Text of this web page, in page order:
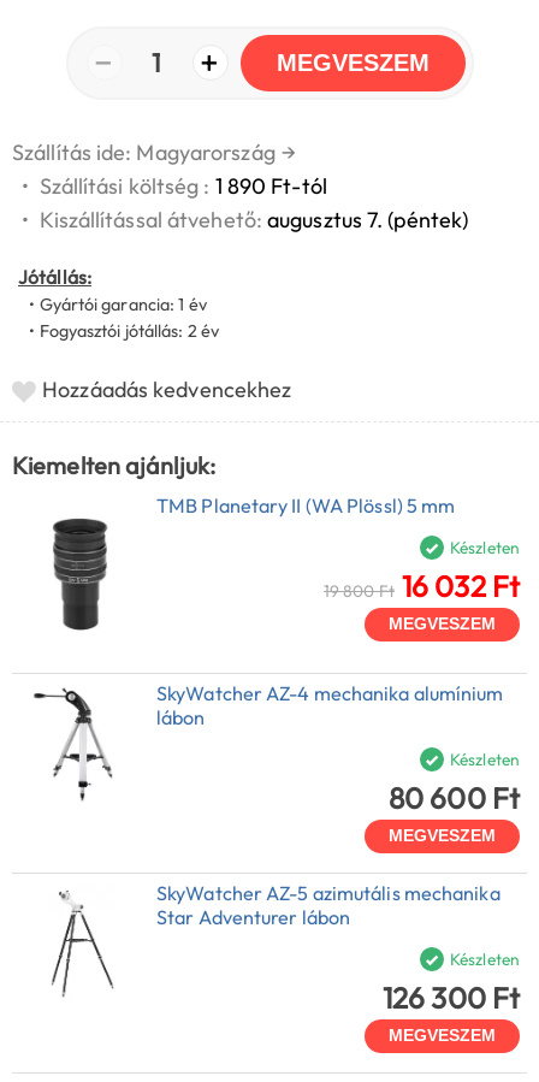
− 1 + MEGVESZEM
Szállítás ide: Magyarország →
• Szállítási költség : 1 890 Ft-tól
• Kiszállítással átvehető:augusztus 7. (péntek)
Jótállás:
• Gyártói garancia: 1 év
• Fogyasztói jótállás: 2 év
Hozzáadás kedvencekhez
Kiemelten ajánljuk:
TMB Planetary II (WA Plössl) 5 mm
Készleten
19 800 Ft 16 032 Ft
MEGVESZEM
SkyWatcher AZ-4 mechanika alumínium
lábon
Készleten
80 600 Ft
MEGVESZEM
SkyWatcher AZ-5 azimutális mechanika
Star Adventurer lábon
Készleten
126 300 Ft
MEGVESZEM